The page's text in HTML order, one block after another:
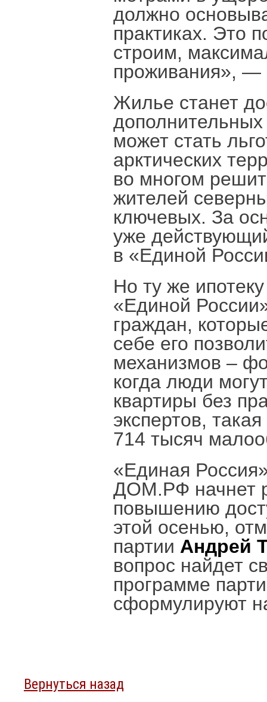
должно
практиках. Это
строим,
проживания», —
Жилье станет
может стать
арктических
во многом
жителей
ключевых. За
уже
в «Единой
Но ту же
«Единой
граждан,
себе его
механизмов –
когда люди
квартиры без
экспертов,
714 тысяч
«Единая
ДОМ.РФ начнет
повышению
этой осенью,
партии Андрей
вопрос найдет
программе
сформулируют
Вернуться назад